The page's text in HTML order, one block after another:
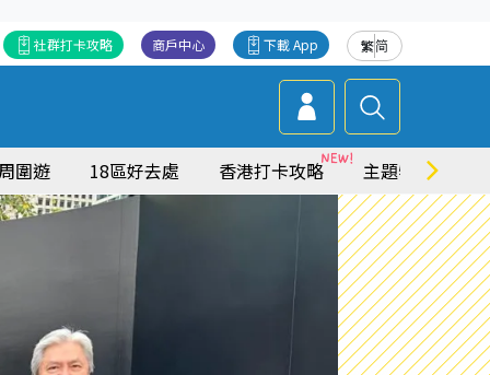
繁简
下載 App
商戶中心
社群打卡攻略
圍遊 18區好去處 香港打卡攻略 主題特集